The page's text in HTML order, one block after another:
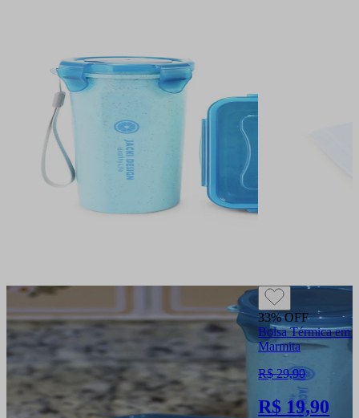
33% OFF
Bolsa Térmica em
Marmita
R$ 29,90
R$ 19,90